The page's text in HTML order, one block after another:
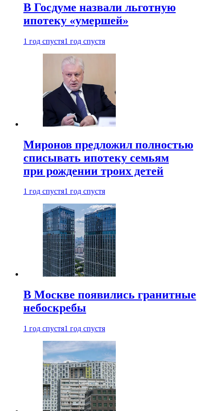
В Госдуме назвали льготную
ипотеку «умершей»
1 год спустя1 год спустя
Миронов предложил полностью
списывать ипотеку семьям
при рождении троих детей
1 год спустя1 год спустя
В Москве появились гранитные
небоскребы
1 год спустя1 год спустя